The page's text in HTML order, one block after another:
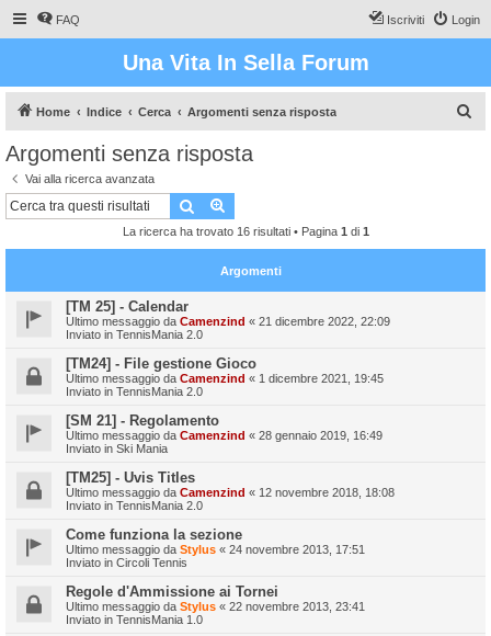
FAQ Login
Iscriviti
Una Vita In Sella Forum
Home Indice Cerca Argomenti senza risposta
Argomenti senza risposta
Vai alla ricerca avanzata
Cerca
La ricerca ha trovato 16 risultati • Pagina 1 di 1
Argomenti
[TM 25] - Calendar
Ultimo messaggio da Camenzind « 21 dicembre 2022, 22:09
Inviato in TennisMania 2.0
[TM24] - File gestione Gioco
Ultimo messaggio da Camenzind « 1 dicembre 2021, 19:45
Inviato in TennisMania 2.0
[SM 21] - Regolamento
Ultimo messaggio da Camenzind « 28 gennaio 2019, 16:49
Inviato in Ski Mania
[TM25] - Uvis Titles
Ultimo messaggio da Camenzind « 12 novembre 2018, 18:08
Inviato in TennisMania 2.0
Come funziona la sezione
Ultimo messaggio da Stylus « 24 novembre 2013, 17:51
Inviato in Circoli Tennis
Regole d'Ammissione ai Tornei
Ultimo messaggio da Stylus « 22 novembre 2013, 23:41
Inviato in TennisMania 1.0